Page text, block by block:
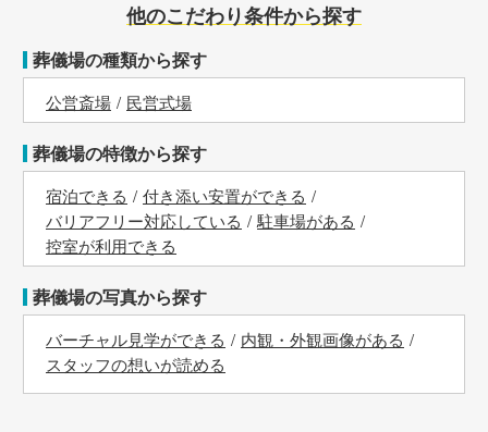
他のこだわり条件から探す
葬儀場の種類から探す
公営斎場 民営式場
葬儀場の特徴から探す
宿泊できる
付き添い安置ができる
バリアフリー対応している
駐車場がある
控室が利用できる
葬儀場の写真から探す
バーチャル見学ができる
内観・外観画像がある
スタッフの想いが読める